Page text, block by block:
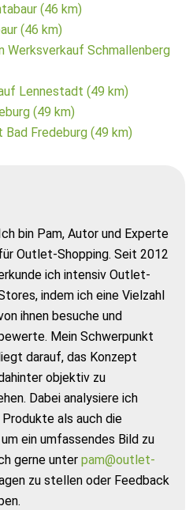
(46 km)
(46 km)
Werksverkauf Schmallenberg
Lennestadt (49 km)
(49 km)
Bad Fredeburg (49 km)
bin Pam, Autor und Experte
Outlet-Shopping. Seit 2012
ich intensiv Outlet-
indem ich eine Vielzahl
ihnen besuche und
Mein Schwerpunkt
darauf, das Konzept
objektiv zu
Dabei analysiere ich
als auch die
ein umfassendes Bild zu
gerne unter pam@outlet-
zu stellen oder Feedback